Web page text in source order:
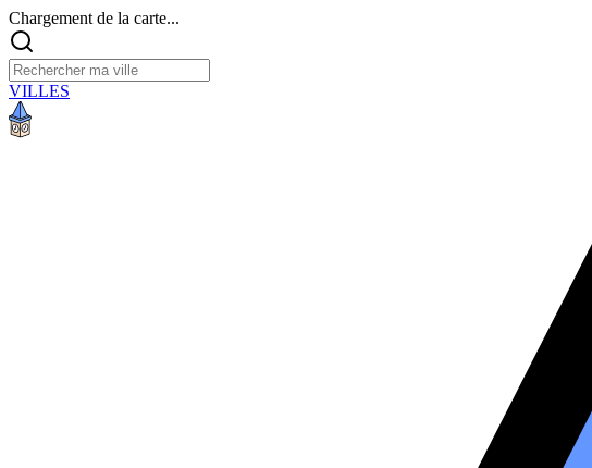
Chargement de la carte...
VILLES